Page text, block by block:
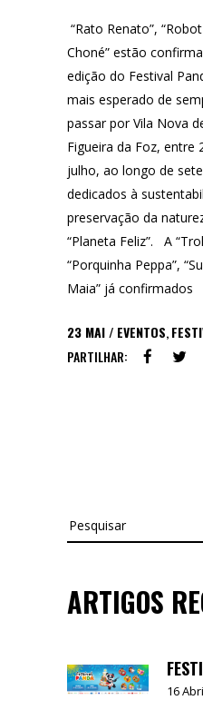
“Rato Renato”,
Choné” estão
edição do Festival
mais esperado de
passar por Vila Nova
Figueira da Foz, entre
julho, ao longo de
dedicados à
preservação da
“Planeta Feliz”. A
“Porquinha Peppa”,
Maia” já confirmados
23 MAI EVENTOS,
PARTILHAR:
Pesquisar
ARTIGOS
16